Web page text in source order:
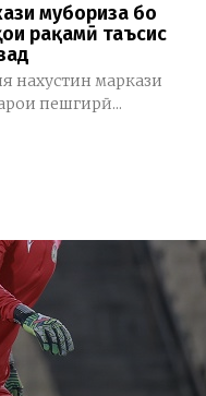
мубориза бо
рақамӣ таъсис
нахустин маркази
пешгирӣ...